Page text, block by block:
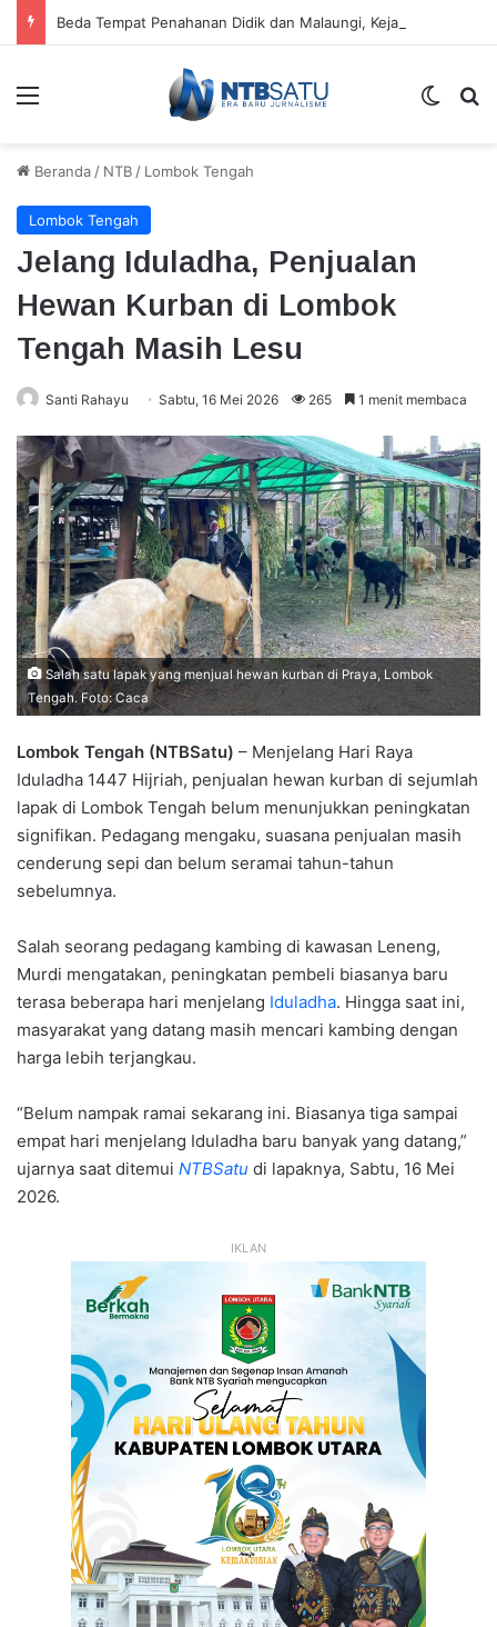
Menu
Beranda / NTB / Lombok Tengah
Lombok Tengah
Jelang Iduladha, Penjualan
Hewan Kurban di Lombok
Tengah Masih Lesu
Santi Rahayu Sabtu, 16 Mei 2026 265 1 menit membaca
Salah satu lapak yang menjual hewan kurban di Praya, Lombok
Tengah. Foto: Caca
Lombok Tengah (NTBSatu) – Menjelang Hari Raya
Iduladha 1447 Hijriah, penjualan hewan kurban di sejumlah
lapak di Lombok Tengah belum menunjukkan peningkatan
signifikan. Pedagang mengaku, suasana penjualan masih
cenderung sepi dan belum seramai tahun-tahun
sebelumnya.
Salah seorang pedagang kambing di kawasan Leneng,
Murdi mengatakan, peningkatan pembeli biasanya baru
terasa beberapa hari menjelang Iduladha. Hingga saat ini,
masyarakat yang datang masih mencari kambing dengan
harga lebih terjangkau.
“Belum nampak ramai sekarang ini. Biasanya tiga sampai
empat hari menjelang Iduladha baru banyak yang datang,”
ujarnya saat ditemui NTBSatu di lapaknya, Sabtu, 16 Mei
2026.
IKLAN